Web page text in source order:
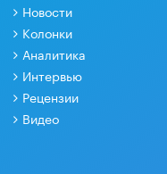
Новости
Колонки
Аналитика
Интервью
Рецензии
Видео